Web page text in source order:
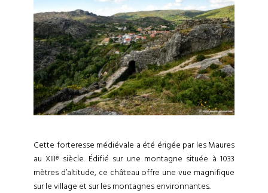
Cette forteresse médiévale a été érigée par les Maures
au XIIIᵉ siècle. Édifié sur une montagne située à 1033
mètres d’altitude, ce château offre une vue magnifique
sur le village et sur les montagnes environnantes.